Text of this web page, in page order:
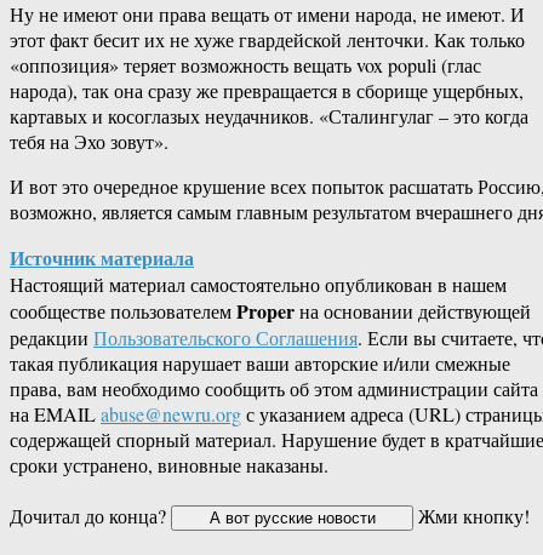
Ну не имеют они права вещать от имени народа, не имеют. И
этот факт бесит их не хуже гвардейской ленточки. Как только
«оппозиция» теряет возможность вещать vox populi (глас
народа), так она сразу же превращается в сборище ущербных,
картавых и косоглазых неудачников. «Сталингулаг – это когда
тебя на Эхо зовут».
И вот это очередное крушение всех попыток расшатать
возможно, является самым главным результатом вчерашнего
Источник материала
Настоящий материал самостоятельно опубликован в нашем
сообществе пользователемProperна основании действующей
редакции Пользовательского Соглашения. Если вы считаете,
такая публикация нарушает ваши авторские и/или смежные
права, вам необходимо сообщить об этом администрации сайта
на EMAILabuse@newru.orgс указанием адреса (URL)
содержащей спорный материал. Нарушение будет в кратчайшие
сроки устранено, виновные наказаны.
Дочитал до конца?
Жми кнопку!